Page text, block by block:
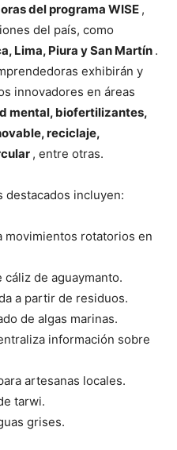
del programa WISE ,
del país, como
Lima, Piura y San Martín .
exhibirán y
innovadores en áreas
mental, biofertilizantes,
reciclaje,
, entre otras.
destacados incluyen:
movimientos rotatorios en
cáliz de aguaymanto.
a partir de residuos.
de algas marinas.
información sobre
artesanas locales.
tarwi.
grises.